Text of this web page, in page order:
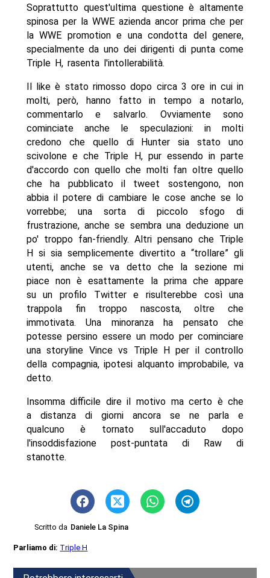
Soprattutto quest'ultima questione è altamente
spinosa per la WWE azienda ancor prima che per
la WWE promotion e una condotta del genere,
specialmente da uno dei dirigenti di punta come
Triple H, rasenta l'intollerabilità.
Il like è stato rimosso dopo circa 3 ore in cui in
molti, però, hanno fatto in tempo a notarlo,
commentarlo e salvarlo. Ovviamente sono
cominciate anche le speculazioni: in molti
credono che quello di Hunter sia stato uno
scivolone e che Triple H, pur essendo in parte
d'accordo con quello che molti fan oltre quello
che ha pubblicato il tweet sostengono, non
abbia il potere di cambiare le cose anche se lo
vorrebbe; una sorta di piccolo sfogo di
frustrazione, anche se sembra una deduzione un
po' troppo fan-friendly. Altri pensano che Triple
H si sia semplicemente divertito a “trollare” gli
utenti, anche se va detto che la sezione mi
piace non è esattamente la prima che appare
su un profilo Twitter e risulterebbe così una
trappola fin troppo nascosta, oltre che
immotivata. Una minoranza ha pensato che
potesse persino essere un modo per cominciare
una storyline Vince vs Triple H per il controllo
della compagnia, ipotesi alquanto improbabile, va
detto.
Insomma difficile dire il motivo ma certo è che
a distanza di giorni ancora se ne parla e
qualcuno è tornato sull'accaduto dopo
l'insoddisfazione post-puntata di Raw di
stanotte.
Scritto da Daniele La Spina
Parliamo di: Triple H